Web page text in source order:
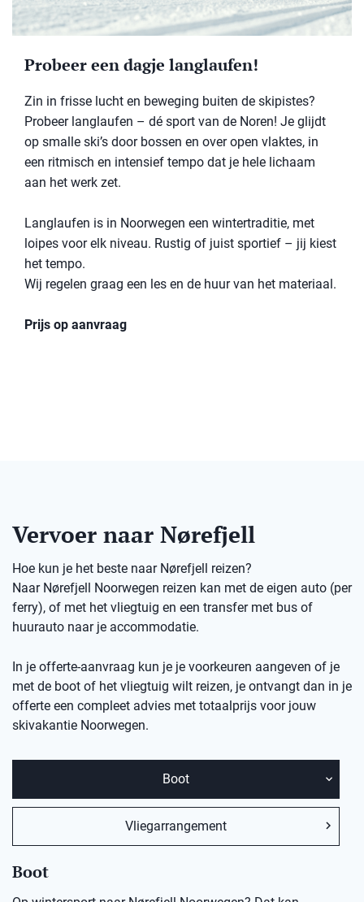
Probeer een dagje langlaufen!
Zin in frisse lucht en beweging buiten de skipistes?
Probeer langlaufen – dé sport van de Noren! Je glijdt
op smalle ski’s door bossen en over open vlaktes, in
een ritmisch en intensief tempo dat je hele lichaam
aan het werk zet.
Langlaufen is in Noorwegen een wintertraditie, met
loipes voor elk niveau. Rustig of juist sportief – jij kiest
het tempo.
Wij regelen graag een les en de huur van het materiaal.
Prijs op aanvraag
Vervoer naar Nørefjell
Hoe kun je het beste naar Nørefjell reizen?
Naar Nørefjell Noorwegen reizen kan met de eigen auto (per
ferry), of met het vliegtuig en een transfer met bus of
huurauto naar je accommodatie.
In je offerte-aanvraag kun je je voorkeuren aangeven of je
met de boot of het vliegtuig wilt reizen, je ontvangt dan in je
offerte een compleet advies met totaalprijs voor jouw
skivakantie Noorwegen.
Boot
Vliegarrangement
Boot